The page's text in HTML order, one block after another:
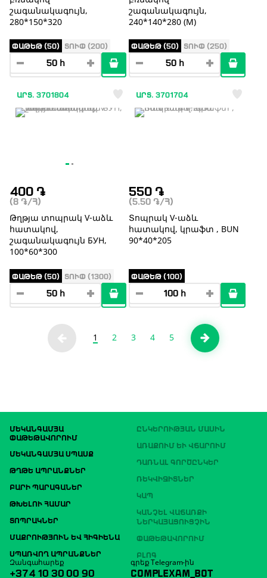
շագանակագույն,
280*150*320
ՓԱԹԵԹ (50) ՏՈՒՓ (200)
շագանակագույն,
240*140*280 (М)
ՓԱԹԵԹ (50) ՏՈՒՓ (250)
ԱՐՏ. 3701804
400 ֏
(8 ֏ /Հ)
Թղթյա տոպրակ V-աձև
հատակով,
շագանակագույն БУН,
100*60*300
ՓԱԹԵԹ (50) ՏՈՒՓ (1300)
ԱՐՏ. 3701704
550 ֏
(5.50 ֏ /Հ)
Տոպրակ V-աձև
հատակով, կրաֆտ , BUN
90*40*205
ՓԱԹԵԹ (100)
1 2 3 4 5
ՄԵԿԱՆԳԱՄՅԱ
ՓԱԹԵԹԱՎՈՐՈՒՄ
ՄԵԿԱՆԳԱՄՅԱ ՍՊԱՍՔ
ԹՂԹԵ ԱՊՐԱՆՔՆԵՐ
ԲԱՐԻ ՊԱՐԱԳԱՆԵՐ
ԹԽԵԼՈՒ ՀԱՄԱՐ
ՏՈՊՐԱԿՆԵՐ
ՄԱՔՐՈՒԹՅՈՒՆ ԵՎ ՀԻԳԻԵՆԱ
ՍՊԱՌՎՈՂ ԱՊՐԱՆՔՆԵՐ
ԸՆԿԵՐՈՒԹՅԱՆ ՄԱՍԻՆ
ԱՌԱՔՈՒՄ ԵՒ ՎՃԱՐՈՒՄ
ԴԱՌՆԱԼ ԳՈՐԾԸՆԿԵՐ
ՌԵԿՎԻԶԻՏՆԵՐ
ԿԱՊ
ԿԱՆՉԵԼ ՎԱՃԱՌՔԻ
ՆԵՐԿԱՅԱՑՈՒՑՉԻՆ
ՓԱԹԵԹԱՎՈՐՈՒՄ
ԲԼՈԳ
Զանգահարեք
+374 10 30 00 90
գրեք Telegram-ին
COMPLEXAM_BOT